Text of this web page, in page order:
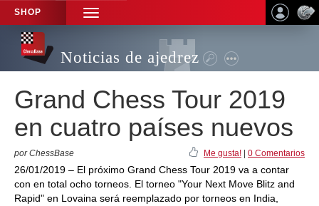
SHOP
TOGGLE
NAVIGATION
Noticias de ajedrez
Grand Chess Tour 2019
en cuatro países nuevos
por ChessBase Me gusta! 0 Comentarios
26/01/2019 – El próximo Grand Chess Tour 2019 va a contar
con en total ocho torneos. El torneo "Your Next Move Blitz and
Rapid" en Lovaina será reemplazado por torneos en India,